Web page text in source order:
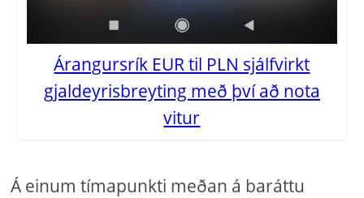
Árangursrík EUR til PLN sjálfvirkt
gjaldeyrisbreyting með því að nota
vitur
Á einum tímapunkti meðan á baráttu